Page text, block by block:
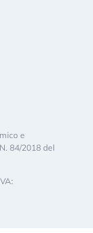
e
84/2018 del